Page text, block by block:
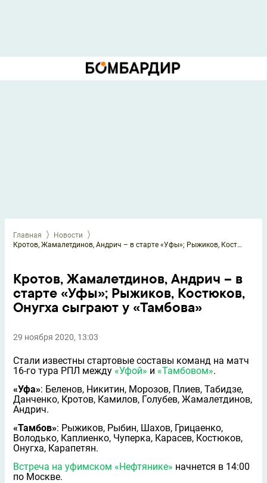
Главная
Новости
Кротов, Жамалетдинов, Андрич – в старте «Уфы»; Рыжиков, Костюков, Онугха сыграют у «Тамбова»
Кротов, Жамалетдинов, Андрич – в
старте «Уфы»; Рыжиков, Костюков,
Онугха сыграют у «Тамбова»
29 ноября 2020, 13:03
Стали известны стартовые составы команд на матч
16-го тура РПЛ между «Уфой» и «Тамбовом».
«Уфа»: Беленов, Никитин, Морозов, Плиев, Табидзе,
Данченко, Кротов, Камилов, Голубев, Жамалетдинов,
Андрич.
«Тамбов»: Рыжиков, Рыбин, Шахов, Грицаенко,
Володько, Каплиенко, Чуперка, Карасев, Костюков,
Онугха, Карапетян.
Встреча на уфимском «Нефтянике» начнется в 14:00
по Москве.